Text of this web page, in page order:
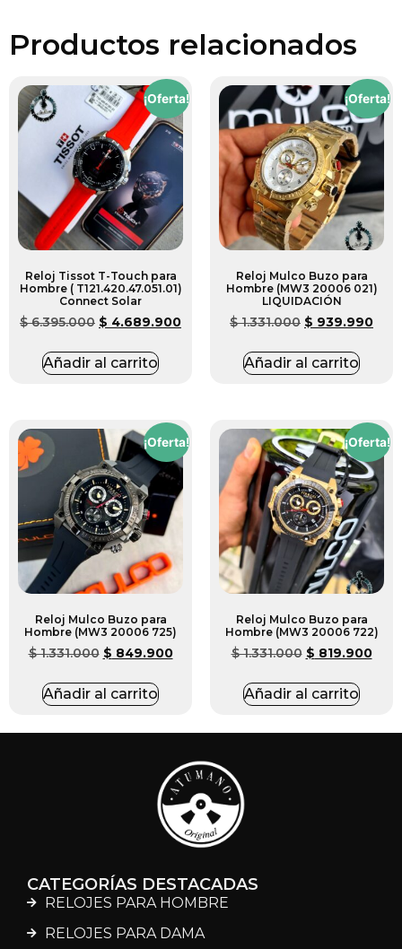
Productos relacionados
¡Oferta!
Reloj Tissot T-Touch para
Hombre ( T121.420.47.051.01)
Connect Solar
$6.395.000 $ 4.689.900
Añadir al carrito
¡Oferta!
Reloj Mulco Buzo para
Hombre (MW3 20006 021)
LIQUIDACIÓN
$1.331.000 $ 939.990
Añadir al carrito
¡Oferta!
Reloj Mulco Buzo para
Hombre (MW3 20006 725)
$1.331.000 $ 849.900
Añadir al carrito
¡Oferta!
Reloj Mulco Buzo para
Hombre (MW3 20006 722)
$1.331.000 $ 819.900
Añadir al carrito
CATEGORÍAS DESTACADAS
RELOJES PARA HOMBRE
RELOJES PARA DAMA